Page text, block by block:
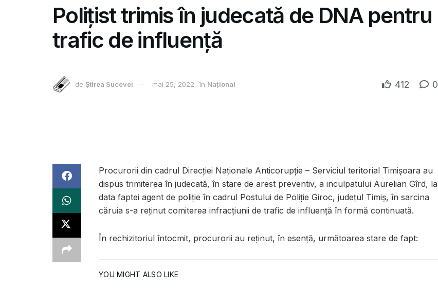
Polițist trimis în judecată de DNA pentru
trafic de influență
de Știrea Sucevei mai 25, 2022 în Național 412 0
Procurorii din cadrul Direcției Naționale Anticorupție – Serviciul teritorial Timișoara au
dispus trimiterea în judecată, în stare de arest preventiv, a inculpatului Aurelian Gîrd, la
data faptei agent de poliție în cadrul Postului de Poliție Giroc, județul Timiș, în sarcina
căruia s-a reținut comiterea infracțiunii de trafic de influență în formă continuată.
În rechizitoriul întocmit, procurorii au reținut, în esență, următoarea stare de fapt:
YOU MIGHT ALSO LIKE